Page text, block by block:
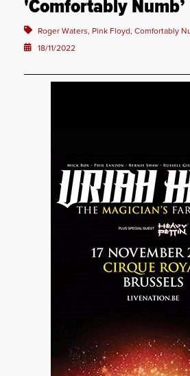
'Comfortably Numb’
Roger Waters, Pink Floyd, Comfortably
18/11/2022